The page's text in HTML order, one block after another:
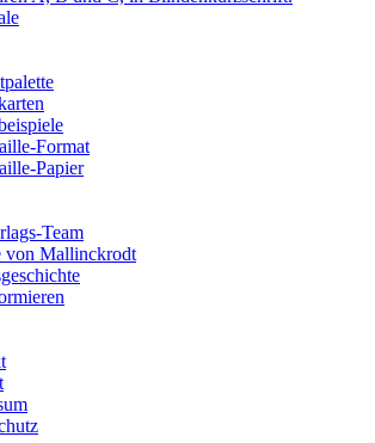
Format
Papier
Team
von Mallinckrodt